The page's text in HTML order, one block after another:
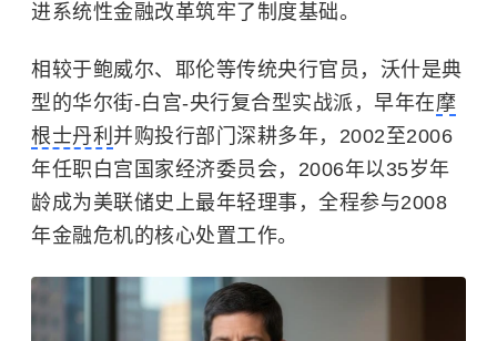
进系统性金融改革筑牢了制度基础。
相较于鲍威尔、耶伦等传统央行官员，沃什是典
型的华尔街-白宫-央行复合型实战派，早年在摩
根士丹利 并购投行部门深耕多年，2002至2006
年任职白宫国家经济委员会，2006年以35岁年
龄成为美联储史上最年轻理事，全程参与2008
年金融危机的核心处置工作。